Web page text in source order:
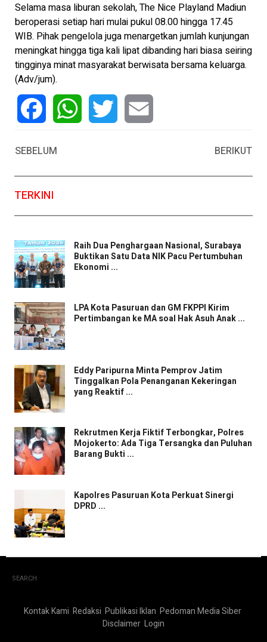
Selama masa liburan sekolah, The Nice Playland Madiun
beroperasi setiap hari mulai pukul 08.00 hingga 17.45
WIB. Pihak pengelola juga menargetkan jumlah kunjungan
meningkat hingga tiga kali lipat dibanding hari biasa seiring
tingginya minat masyarakat berwisata bersama keluarga.
(Adv/jum).
SEBELUM
BERIKUT
TERKINI
Raih Dua Penghargaan Nasional, Surabaya
Buktikan Satu Data NIK Pacu Pertumbuhan
Ekonomi ...
LPA Kota Pasuruan dan GM FKPPI Kirim
Pertimbangan ke MA soal Hak Asuh Anak ...
Eddy Paripurna Minta Pemprov Jatim
Tinggalkan Pola Penanganan Kekeringan
yang Reaktif ...
Rekrutmen Kerja Fiktif Terbongkar, Polres
Mojokerto: Ada Tiga Tersangka dan Puluhan
Barang Bukti ...
Kapolres Pasuruan Kota Perkuat Sinergi
DPRD ...
SEARCH
Kontak Kami Redaksi Publikasi Iklan Pedoman Media Siber
Disclaimer Login